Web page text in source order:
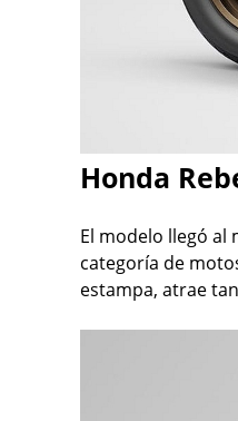
Honda
El modelo llegó al
categoría de
estampa, atrae